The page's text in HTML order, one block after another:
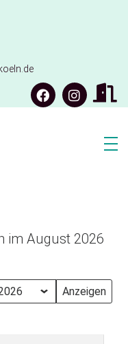
im August 2026